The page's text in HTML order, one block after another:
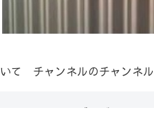
て チャンネルのチャンネル
（ブログ）